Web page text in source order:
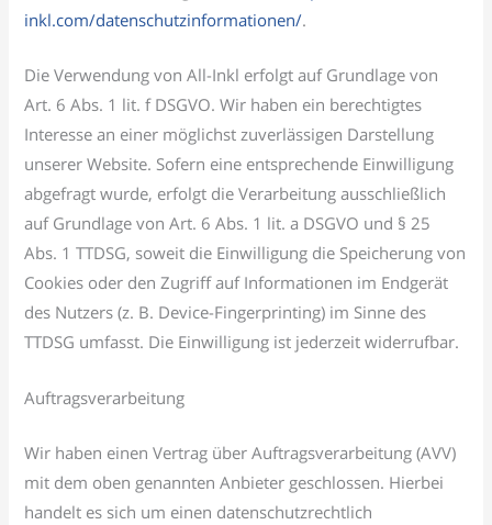
inkl.com/datenschutzinformationen/.
Die Verwendung von All-Inkl erfolgt auf Grundlage von
Art. 6 Abs. 1 lit. f DSGVO. Wir haben ein berechtigtes
Interesse an einer möglichst zuverlässigen Darstellung
unserer Website. Sofern eine entsprechende Einwilligung
abgefragt wurde, erfolgt die Verarbeitung ausschließlich
auf Grundlage von Art. 6 Abs. 1 lit. a DSGVO und § 25
Abs. 1 TTDSG, soweit die Einwilligung die Speicherung von
Cookies oder den Zugriff auf Informationen im Endgerät
des Nutzers (z. B. Device-Fingerprinting) im Sinne des
TTDSG umfasst. Die Einwilligung ist jederzeit widerrufbar.
Auftragsverarbeitung
Wir haben einen Vertrag über Auftragsverarbeitung (AVV)
mit dem oben genannten Anbieter geschlossen. Hierbei
handelt es sich um einen datenschutzrechtlich